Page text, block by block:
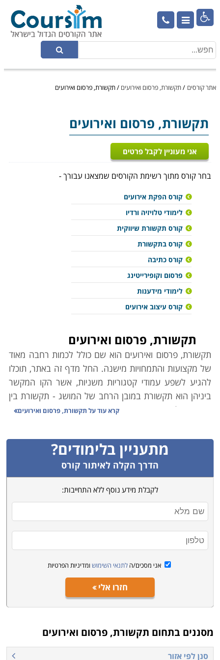

אתר קורסים /תקשורת, פרסום ואירועים /תקשורת, פרסום ואירועים
תקשורת, פרסום ואירועים
אני מעוניין לקבל פרטים
בחר קורס מתוך רשימת הקורסים שמצאנו עבורך -
קורס הפקת אירועים
לימודי טלויזיה ורדיו
קורס תקשורת שיווקית
קורס בתקשורת
קורס כתיבה
פרסום וקופירייטינג
לימודי מידענות
קורס עיצוב אירועים
תקשורת, פרסום ואירועים
תקשורת, פרסום ואירועים הוא שם כולל לכמות רחבה מאוד
של מקצועות והתמחויות מישנה. החל מדף זה באתר, תוכלו
להגיע לשפע עמודי קטגוריות משניות, אשר הקו המקשר
ביניהן הוא תקשורת במובן הרחב של המושג - תקשורת בין
אנשים. לכאורה אין הרבה מן המשותף בין תחקירנות
רחוקות זו מזו; תחקירן אוסף מידע ייעודי ומלקט מקורות כדי
לממש מטרה תקשורתית המיועדת לקהל הרחב, ונדרש
לסייע בידי מי שמגיש אותה לציבור בסופו של דבר. מפיק
הארועים גם הוא מלקט כישורים ומיומנויות לקיים ערב
השקה למשל, אירוע שבמרכזו אינטראקציה בין הלקוח
לקהל רב, על מנת לקדם חשיפה והזדמנויות עסקיות. בשני
המקרים מדובר בהתנהלות שמטרתה יצירת מעורבות
ומודעות מצד הקהל, עבור מטרה ייעודית ובאמצעות
אינפורמציה שמשרתת אותה.
לאורך העמודים הבאים באתר תוכלו למצוא מספר קטגוריות
משנה בהן התמחויות על פי המפתח הבא:
קורס הפקת אירועים
שוקקת ומשגשגת. כל אירוע מבקש להרשים, לחדש ולהיזכר
קרא עוד על תקשורת, פרסום ואירועים
מתעניין בלימודים?
הדרך הקלה לאיתור קורס
לקבלת מידע נוסף ללא התחייבות:
אני מסכים/ה לתנאי השימוש ומדיניות הפרטיות
חזרו אלי
מסננים בתחום תקשורת, פרסום ואירועים
סנן לפי אזור